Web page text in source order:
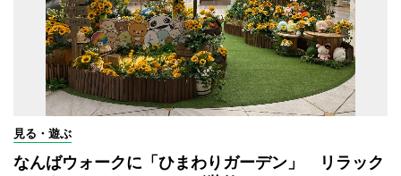
見る・遊ぶ
なんばウォークに「ひまわりガーデン」 リラック